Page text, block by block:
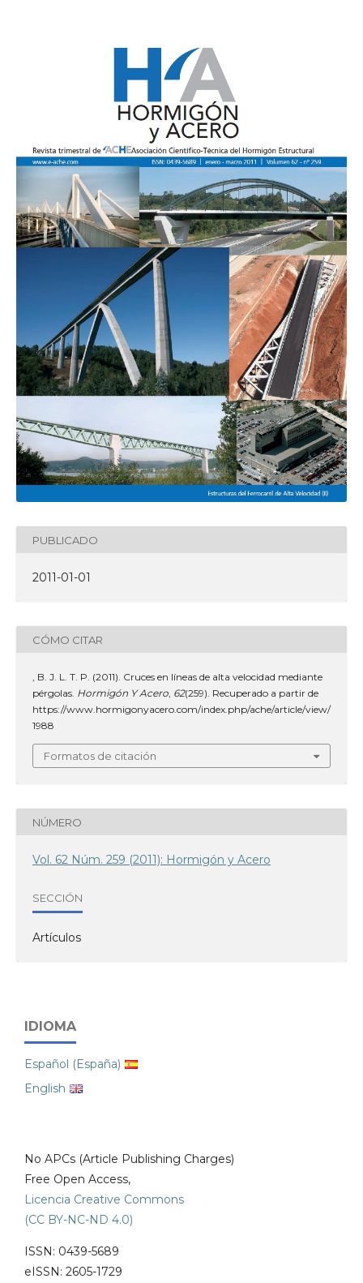
PUBLICADO
2011-01-01
CÓMO CITAR
, B. J. L. T. P. (2011). Cruces en líneas de alta velocidad mediante
pérgolas. Hormigón Y Acero, 62(259). Recuperado a partir de
https://www.hormigonyacero.com/index.php/ache/article/view/
1988
Formatos de citación
NÚMERO
Vol. 62 Núm. 259 (2011): Hormigón y Acero
SECCIÓN
Artículos
IDIOMA
Español (España)
English
No APCs (Article Publishing Charges)
Free Open Access,
Licencia Creative Commons
(CC BY-NC-ND 4.0)
ISSN: 0439-5689
eISSN: 2605-1729